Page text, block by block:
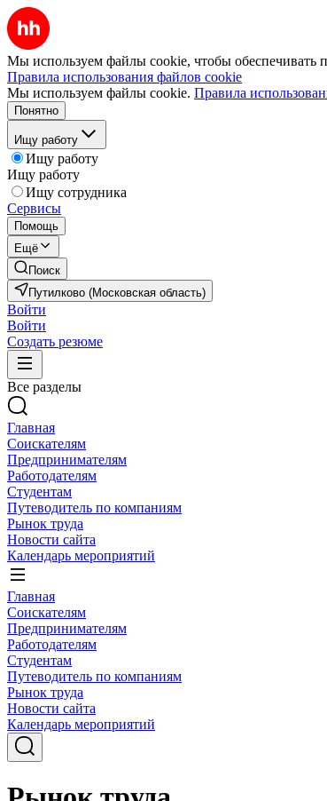
Мы используем файлы cookie, чтобы обеспечивать
Правила использования файлов cookie
Мы используем файлы cookie. Правила
Понятно
Ищу работу
Ищу работу
Ищу работу
Ищу сотрудника
Сервисы
Помощь
Ещё
Поиск
Путилково (Московская область)
Войти
Войти
Создать резюме
Все разделы
Главная
Соискателям
Предпринимателям
Работодателям
Студентам
Путеводитель по компаниям
Рынок труда
Новости сайта
Календарь мероприятий
Главная
Соискателям
Предпринимателям
Работодателям
Студентам
Путеводитель по компаниям
Рынок труда
Новости сайта
Календарь мероприятий